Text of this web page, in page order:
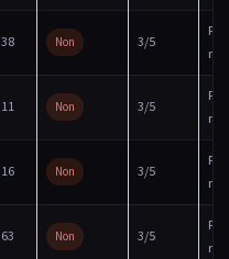
38 Non 3/5
11 Non 3/5
16 Non 3/5
63 Non 3/5